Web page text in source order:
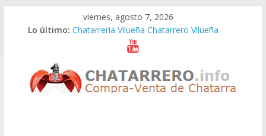
viernes, agosto 7, 2026
Lo último: Chatarreria Vilueña Chatarrero Vilueña
Chatarreria Zuera Chatarrero Zuera
Chatarreria Zaragoza Chatarrero Zaragoza
Chatarreria Zaida Chatarrero Zaida
Chatarreria Vistabella Chatarrero Vistabella